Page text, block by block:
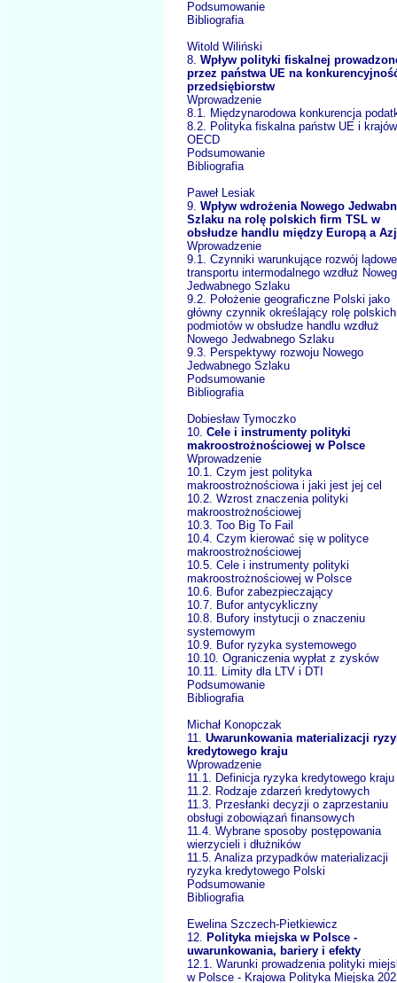
Podsumowanie
Bibliografia
Witold Wiliński
8. Wpływ polityki fiskalnej
przez państwa UE na
przedsiębiorstw
Wprowadzenie
8.1. Międzynarodowa konkurencja
8.2. Polityka fiskalna państw UE i krajów
OECD
Podsumowanie
Bibliografia
Paweł Lesiak
9. Wpływ wdrożenia Nowego
Szlaku na rolę polskich firm TSL w
obsłudze handlu między Europą a
Wprowadzenie
9.1. Czynniki warunkujące rozwój
transportu intermodalnego wzdłuż
Jedwabnego Szlaku
9.2. Położenie geograficzne Polski jako
główny czynnik określający rolę polskich
podmiotów w obsłudze handlu wzdłuż
Nowego Jedwabnego Szlaku
9.3. Perspektywy rozwoju Nowego
Jedwabnego Szlaku
Podsumowanie
Bibliografia
Dobiesław Tymoczko
10. Cele i instrumenty polityki
makroostrożnościowej w Polsce
Wprowadzenie
10.1. Czym jest polityka
makroostrożnościowa i jaki jest jej cel
10.2. Wzrost znaczenia polityki
makroostrożnościowej
10.3. Too Big To Fail
10.4. Czym kierować się w polityce
makroostrożnościowej
10.5. Cele i instrumenty polityki
makroostrożnościowej w Polsce
10.6. Bufor zabezpieczający
10.7. Bufor antycykliczny
10.8. Bufory instytucji o znaczeniu
systemowym
10.9. Bufor ryzyka systemowego
10.10. Ograniczenia wypłat z zysków
10.11. Limity dla LTV i DTI
Podsumowanie
Bibliografia
Michał Konopczak
11. Uwarunkowania materializacji
kredytowego kraju
Wprowadzenie
11.1. Definicja ryzyka kredytowego kraju
11.2. Rodzaje zdarzeń kredytowych
11.3. Przesłanki decyzji o zaprzestaniu
obsługi zobowiązań finansowych
11.4. Wybrane sposoby postępowania
wierzycieli i dłużników
11.5. Analiza przypadków materializacji
ryzyka kredytowego Polski
Podsumowanie
Bibliografia
Ewelina Szczech-Pietkiewicz
12.
Polityka miejska w Polsce -
uwarunkowania, bariery i efekty
12.1. Warunki prowadzenia polityki
w Polsce - Krajowa Polityka Miejska